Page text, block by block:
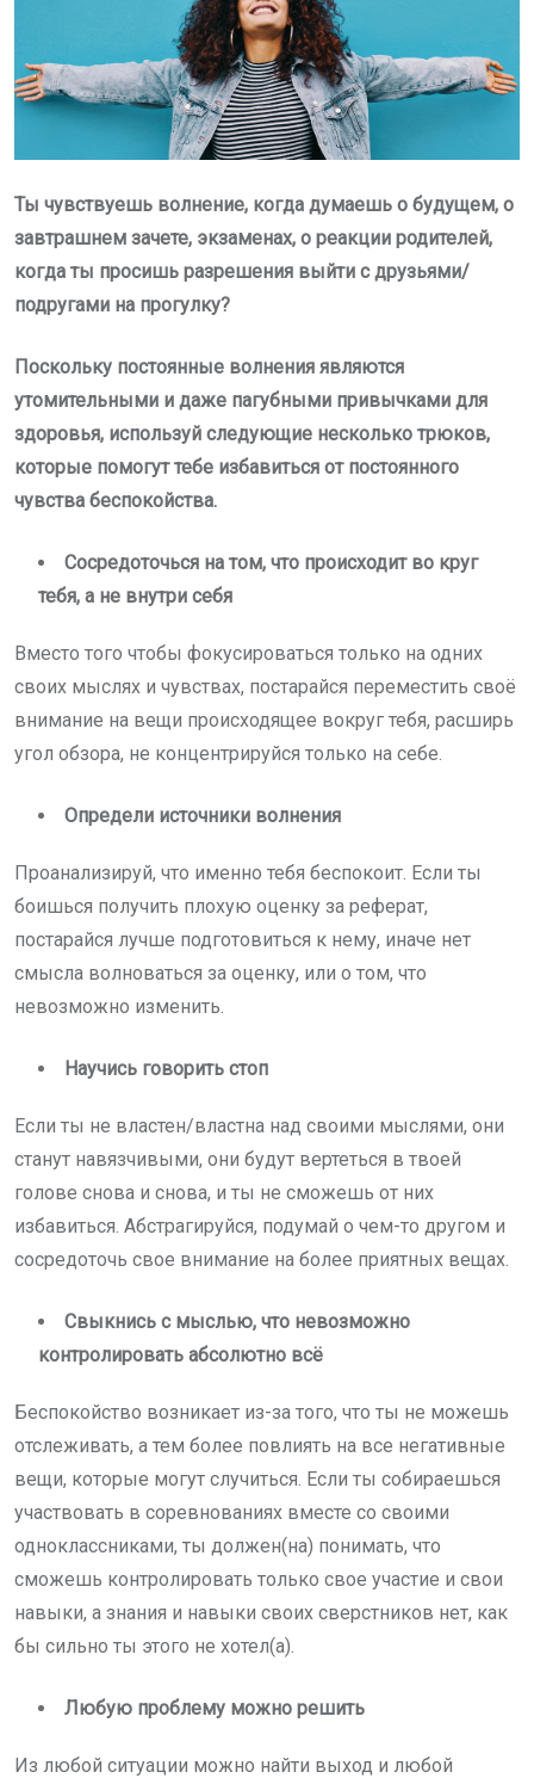
Ты чувствуешь волнение, когда думаешь о будущем, о
завтрашнем зачете, экзаменах, о реакции родителей,
когда ты просишь разрешения выйти с друзьями/
подругами на прогулку?
Поскольку постоянные волнения являются
утомительными и даже пагубными привычками для
здоровья, используй следующие несколько трюков,
которые помогут тебе избавиться от постоянного
чувства беспокойства.
Сосредоточься на том, что происходит во круг
тебя, а не внутри себя
Вместо того чтобы фокусироваться только на одних
своих мыслях и чувствах, постарайся переместить своё
внимание на вещи происходящее вокруг тебя, расширь
угол обзора, не концентрируйся только на себе.
Определи источники волнения
Проанализируй, что именно тебя беспокоит. Если ты
боишься получить плохую оценку за реферат,
постарайся лучше подготовиться к нему, иначе нет
смысла волноваться за оценку, или о том, что
невозможно изменить.
Научись говорить стоп
Если ты не властен/властна над своими мыслями, они
станут навязчивыми, они будут вертеться в твоей
голове снова и снова, и ты не сможешь от них
избавиться. Абстрагируйся, подумай о чем-то другом и
сосредоточь свое внимание на более приятных вещах.
Свыкнись с мыслью, что невозможно
контролировать абсолютно всё
Беспокойство возникает из-за того, что ты не можешь
отслеживать, а тем более повлиять на все негативные
вещи, которые могут случиться. Если ты собираешься
участвовать в соревнованиях вместе со своими
одноклассниками, ты должен(на) понимать, что
сможешь контролировать только свое участие и свои
навыки, а знания и навыки своих сверстников нет, как
бы сильно ты этого не хотел(а).
Любую проблему можно решить
Из любой ситуации можно найти выход и любой